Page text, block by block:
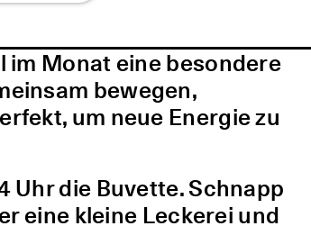
im Monat eine besondere
bewegen,
um neue Energie zu
Uhr die Buvette. Schnapp
eine kleine Leckerei und